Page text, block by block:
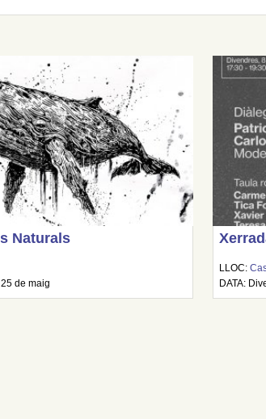
Naturals
de maig
LLOC:
DATA: